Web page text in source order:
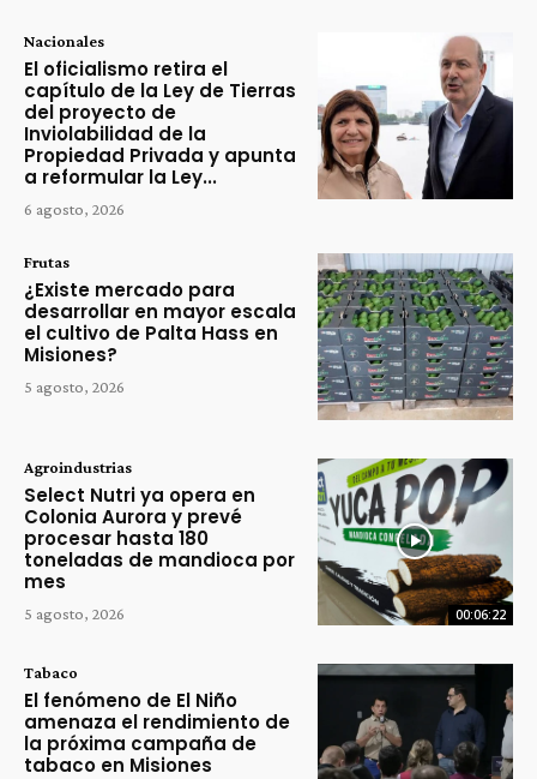
Nacionales
El oficialismo retira el
capítulo de la Ley de Tierras
del proyecto de
Inviolabilidad de la
Propiedad Privada y apunta
a reformular la Ley...
6 agosto, 2026
Frutas
¿Existe mercado para
desarrollar en mayor escala
el cultivo de Palta Hass en
Misiones?
5 agosto, 2026
00:06:22
Agroindustrias
Select Nutri ya opera en
Colonia Aurora y prevé
procesar hasta 180
toneladas de mandioca por
mes
5 agosto, 2026
Tabaco
El fenómeno de El Niño
amenaza el rendimiento de
la próxima campaña de
tabaco en Misiones